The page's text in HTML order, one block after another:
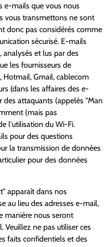
e-mails que vous nous
vous transmettons ne sont
donc pas considérés comme
sécurisé. E-mails
analysés et lus par des
les fournisseurs de
Hotmail, Gmail, cablecom
(dans les affaires des e-
des attaquants (appelés "Man
(mais pas
l'utilisation du Wi-Fi.
pour des questions
la transmission de données
pour des données
apparaît dans nos
au lieu des adresses e-mail,
manière nous seront
Veuillez ne pas utiliser ces
faits confidentiels et des